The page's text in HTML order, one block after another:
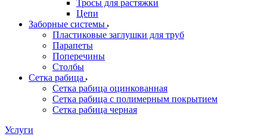
Тросы для растяжки
Цепи
Заборные системы
Пластиковые заглушки для труб
Парапеты
Поперечины
Столбы
Сетка рабица
Сетка рабица оцинкованная
Сетка рабица с полимерным покрытием
Сетка рабица черная
Услуги